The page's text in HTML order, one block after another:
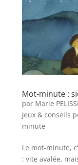
Mot-minute :
par Marie
Jeux & conseils
minute
Le mot-minute,
: vite avalée,